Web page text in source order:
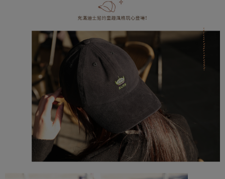
1.分期款項不併入電信帳單，「大哥付你分期」於每月結算日後寄送繳費提
帳／街口支付／iPASS MONEY」等通路繳費。
1.本服務係由「台灣大哥大股份有限公司」（以下簡稱本公司）所提供，讓
用戶於交易時，得透過本服務購買商品或服務，並由商店將買賣／分期付款
買賣價金債權讓與本公司後，依約使用本公司帳單繳交帳款。
2.基於同意付款使用「大哥付你分期」之契約關係目的，商店將以您的個人
資料（包含姓名、電話或地址）提供予台灣大哥大進項蒐集、處理及利用，
由本公司與您本人進行分期帳單所需資料之確認、核對及更正。
3.完整用戶服務條款，請詳閱以下連結：
https://oppay.tw/userRule
【「AFTEE先享後付」結帳流程】
１．於結帳方式選擇「AFTEE先享後付」後，將跳轉至「AFTEE先享後付」
結帳頁面，進行簡訊認證並確認金額後，即可完成結帳。
２．訂單成立數日內，您將收到繳費通知簡訊。
３．收到繳費通知簡訊後14天內，點擊此簡訊中的連結，可透過四大超商／
ATM／網路銀行／等多元方式進行付款，方視為交易完成。
※ 請注意：結帳手續完成當下不需立刻繳費，但若您需要取消訂單，請聯絡
購買商品的店家。未經商家同意取消之訂單仍視為有效，需透過AFTEE先享
後付繳納相關費用。
※ 交易是否成功請以「AFTEE先享後付 」之結帳頁面顯示為準，若有關於
是否繳費成功／繳費後需取消欲退款等相關疑問，請聯繫「AFTEE先享後付
客戶支援中心」https://netprotections.freshdesk.com/support/home
【注意事項】
１．透過由恩沛科技股份有限公司提供之「AFTEE先享後付」服務完成之交
易，需依本服務之必要範圍內提供個人資料，並將交易相關給付款項請求債
權轉讓予恩沛科技股份有限公司。
https://aftee.tw/terms/#terms3
每筆NT$80，滿NT$599(含以上)免運費
每筆NT$80，滿NT$599(含以上)免運費
普通付款後全家取貨
每筆NT$80，滿NT$599(含以上)免運費
付款後全家取貨
每筆NT$80，滿NT$599(含以上)免運費
(未開放，請勿選擇此選項)普通付款後萊爾富取貨
每筆NT$1,000
(未開放，請勿選擇此選項)付款後萊爾富取貨